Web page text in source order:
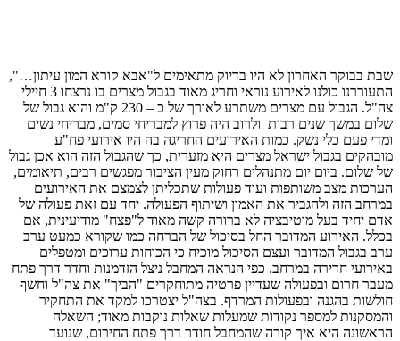
שבת בבוקר האחרון לא היו בדיוק מתאימים ל"אבא קורא המון עיתון…",
התעוררנו כולנו לאירוע נוראי וחריג מאוד בגבול מצרים בו נרצחו 3 חיילי
צה"ל. הגבול עם מצרים משתרע לאורך של כ – 230 ק"מ והוא גבול של
שלום במשך שנים רבות ולרוב היה פרוץ למבריחי סמים, מבריחי נשים
ומדי פעם כלי נשק. כמות האירועים החריגה בה היו אירועי פח"ע
מובהקים בגבול ישראל מצרים היא מזערית, כך שהגבול הזה הוא אכן גבול
של שלום. ביום יום מתנהלים רחוק מעין הציבור מפגשים רבים, תיאומים,
הערכות מצב משותפות ועוד פעולות שתכליתן לצמצם את האירועים
במרחב הזה ולהגביר את האמון ושיתוף הפעולה. יחד עם זאת פעולה של
אדם יחיד בעל מוטיבציה לא ברורה קשה מאוד ל"פצח" מודיעינית, אם
בכלל. האירוע המדובר החל בסיכול של הברחה כמו שקורא כמעט ערב
ערב בגבול המדובר ועצם הסיכול מוכיח כי הכוחות ערוכים ומטפלים
באירועי חדירה במרחב. כפי הנראה המחבל ניצל הזדמנות וחדר דרך פתח
מעבר חרום ובפעולה שעדיין פרטיה מתוחקרים "הביך" את צה"ל וחשף
חולשות בהגנה ובפעולות המרדף. בצה"ל יצטרכו למקד את התחקיר
והמסקנות למספר נקודות שמעלות שאלות נוקבות מאוד; השאלה
הראשונה היא איך קורה שהמחבל חודר דרך פתח החירום, שנועד